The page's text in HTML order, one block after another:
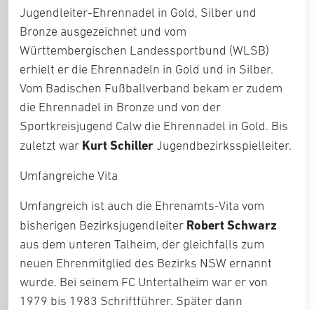
Jugendleiter-Ehrennadel in Gold, Silber und
Bronze ausgezeichnet und vom
Württembergischen Landessportbund (WLSB)
erhielt er die Ehrennadeln in Gold und in Silber.
Vom Badischen Fußballverband bekam er zudem
die Ehrennadel in Bronze und von der
Sportkreisjugend Calw die Ehrennadel in Gold. Bis
zuletzt war Kurt Schiller Jugendbezirksspielleiter.
Umfangreiche Vita
Umfangreich ist auch die Ehrenamts-Vita vom
bisherigen Bezirksjugendleiter Robert Schwarz
aus dem unteren Talheim, der gleichfalls zum
neuen Ehrenmitglied des Bezirks NSW ernannt
wurde. Bei seinem FC Untertalheim war er von
1979 bis 1983 Schriftführer. Später dann